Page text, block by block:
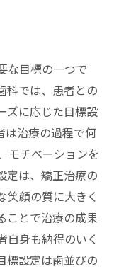
な目標の一つで
科では、患者との
ズに応じた目標設
は治療の過程で何
モチベーションを
定は、矯正治療の
笑顔の質に大きく
ことで治療の成果
自身も納得のいく
標設定は歯並びの